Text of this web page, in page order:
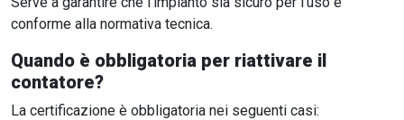
conforme alla normativa tecnica.
Quando è obbligatoria per riattivare il
contatore?
La certificazione è obbligatoria nei seguenti casi: